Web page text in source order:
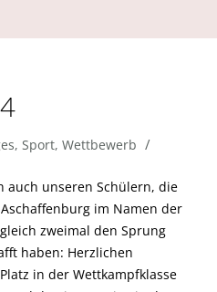
, Sport, Wettbewerb /
auch unseren Schülern, die
im Namen der
zweimal den Sprung
haben: Herzlichen
in der Wettkampfklasse